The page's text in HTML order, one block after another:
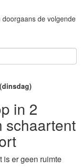
de volgende
in 2
schaartent
is er geen ruimte